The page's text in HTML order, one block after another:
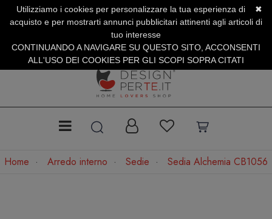
SERVIZIO CLIENTI +39.0773.470.562
SUMMER SALES | Fino al 31 Agosto
Home Arredo interno Sedie Sedia Alchemia CB1056
✖
Utilizziamo i cookies per personalizzare la tua esperienza di
acquisto e per mostrarti annunci pubblicitari attinenti agli articoli di
tuo interesse
CONTINUANDO A NAVIGARE SU QUESTO SITO, ACCONSENTI
ALL'USO DEI COOKIES PER GLI SCOPI SOPRA CITATI